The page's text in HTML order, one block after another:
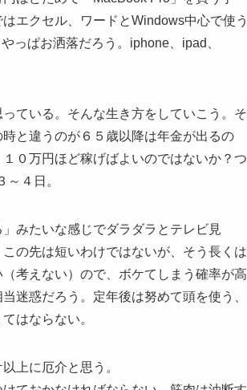
エクセル、ワードとWindows中心で使う
っぱお洒落だろう。iphone、ipad、
ている。そんな生き方をしていこう。そ
と違うのが６５歳以降は年金が出るの
０万円ほど稼げばよいのではないか？つ
４日。
みたいな感じでダラダラとテレビ見
の先は短いわけではないが、そう長くは
考えない）ので、ボケてしまう確率が高
迷惑だろう。定年後は努めて頭を使う、
はならない。
上に厄介と思う。